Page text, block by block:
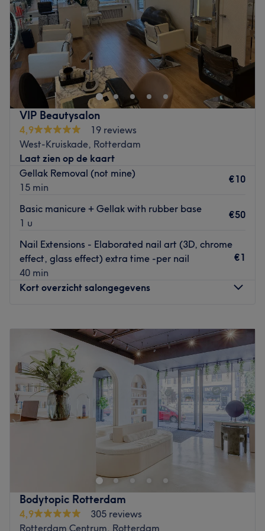
Zaterdag
10:00
21:00
Zondag
10:00–21:00
Hier kan je terecht voor schoonheidsbehandelingen zoals
Biab, acryl, gellak, wimpers, wenkbrauwen, ontharen en
gezichtsbehandelingen. Onze beautysalon is makkelijk en
snel bereikbaar met het openbaar vervoer.
Je kunt gebruikmaken van tramlijn 4 of 6, die beide in de
directe omgeving stoppen.
Daarnaast ligt de salon op slechts 5 minuten loopafstand
van metrostation Dijkzigt én metrostation
Eendrachtsplein.
Ideaal bereikbaar, midden in de stad.
Go to venue
VIP Beautysalon
4,9
19 reviews
West-Kruiskade, Rotterdam
Laat zien op de kaart
Gellak Removal (not mine)
15 min
€10
Basic manicure + Gellak with rubber base
1 u
€50
Nail Extensions - Elaborated nail art (3D, chrome
effect, glass effect) extra time -per nail
40 min
€1
Kort overzicht salongegevens
Dinsdag
11:00–18:30
Woensdag
11:00
18:30
Donderdag
11:00–18:30
Vrijdag
11:00 –21:00
Zaterdag
11:30 –19:00
Zondag
Gesloten
Bij VIP Beautysalon vind je een uitgebreid assortiment
voor de verzorging van jouw haar, van alle denkbare
kleuren tot jouw favoriete extensions. Daarnaast bieden
ze ook hoogwaardige behandelingen voor lichaam,
voeten, handen en gezicht. Bezoek deze salon en ervaar
persoonlijke verzorging op topniveau. Ze streven ernaar
jouw verwachtingen op het gebied van kwaliteit en
Bodytopic Rotterdam
4,9
305 reviews
Rotterdam Centrum, Rotterdam